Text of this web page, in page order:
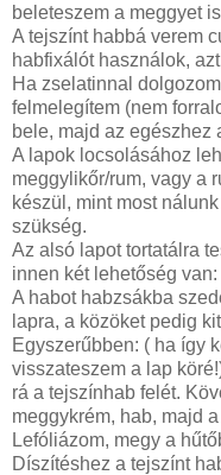
beleteszem a meggyet
A tejszínt habbá verem
habfixálót használok,
Ha zselatinnal
felmelegítem (nem
bele, majd az egészhez
A lapok locsolásához
meggylikőr/rum, vagy a
készül, mint most
szükség.
Az alsó lapot tortatálra
innen két lehetőség van:
A habot habzsákba
lapra, a közöket pedig
Egyszerűbben: ( ha így
visszateszem a lap
rá a tejszínhab felét.
meggykrém, hab, majd
Lefóliázom, megy a
Díszítéshez a tejszínt